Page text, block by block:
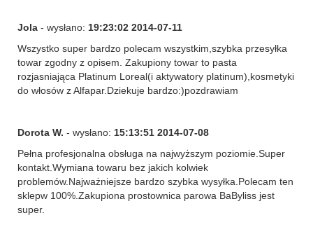
Jola - wysłano: 19:23:02 2014-07-11
Wszystko super bardzo polecam wszystkim,szybka przesyłka
towar zgodny z opisem. Zakupiony towar to pasta
rozjasniająca Platinum Loreal(i aktywatory platinum),kosmetyki
do włosów z Alfapar.Dziekuje bardzo:)pozdrawiam
Dorota W. - wysłano: 15:13:51 2014-07-08
Pełna profesjonalna obsługa na najwyższym poziomie.Super
kontakt.Wymiana towaru bez jakich kolwiek
problemów.Najważniejsze bardzo szybka wysyłka.Polecam ten
sklepw 100%.Zakupiona prostownica parowa BaByliss jest
super.